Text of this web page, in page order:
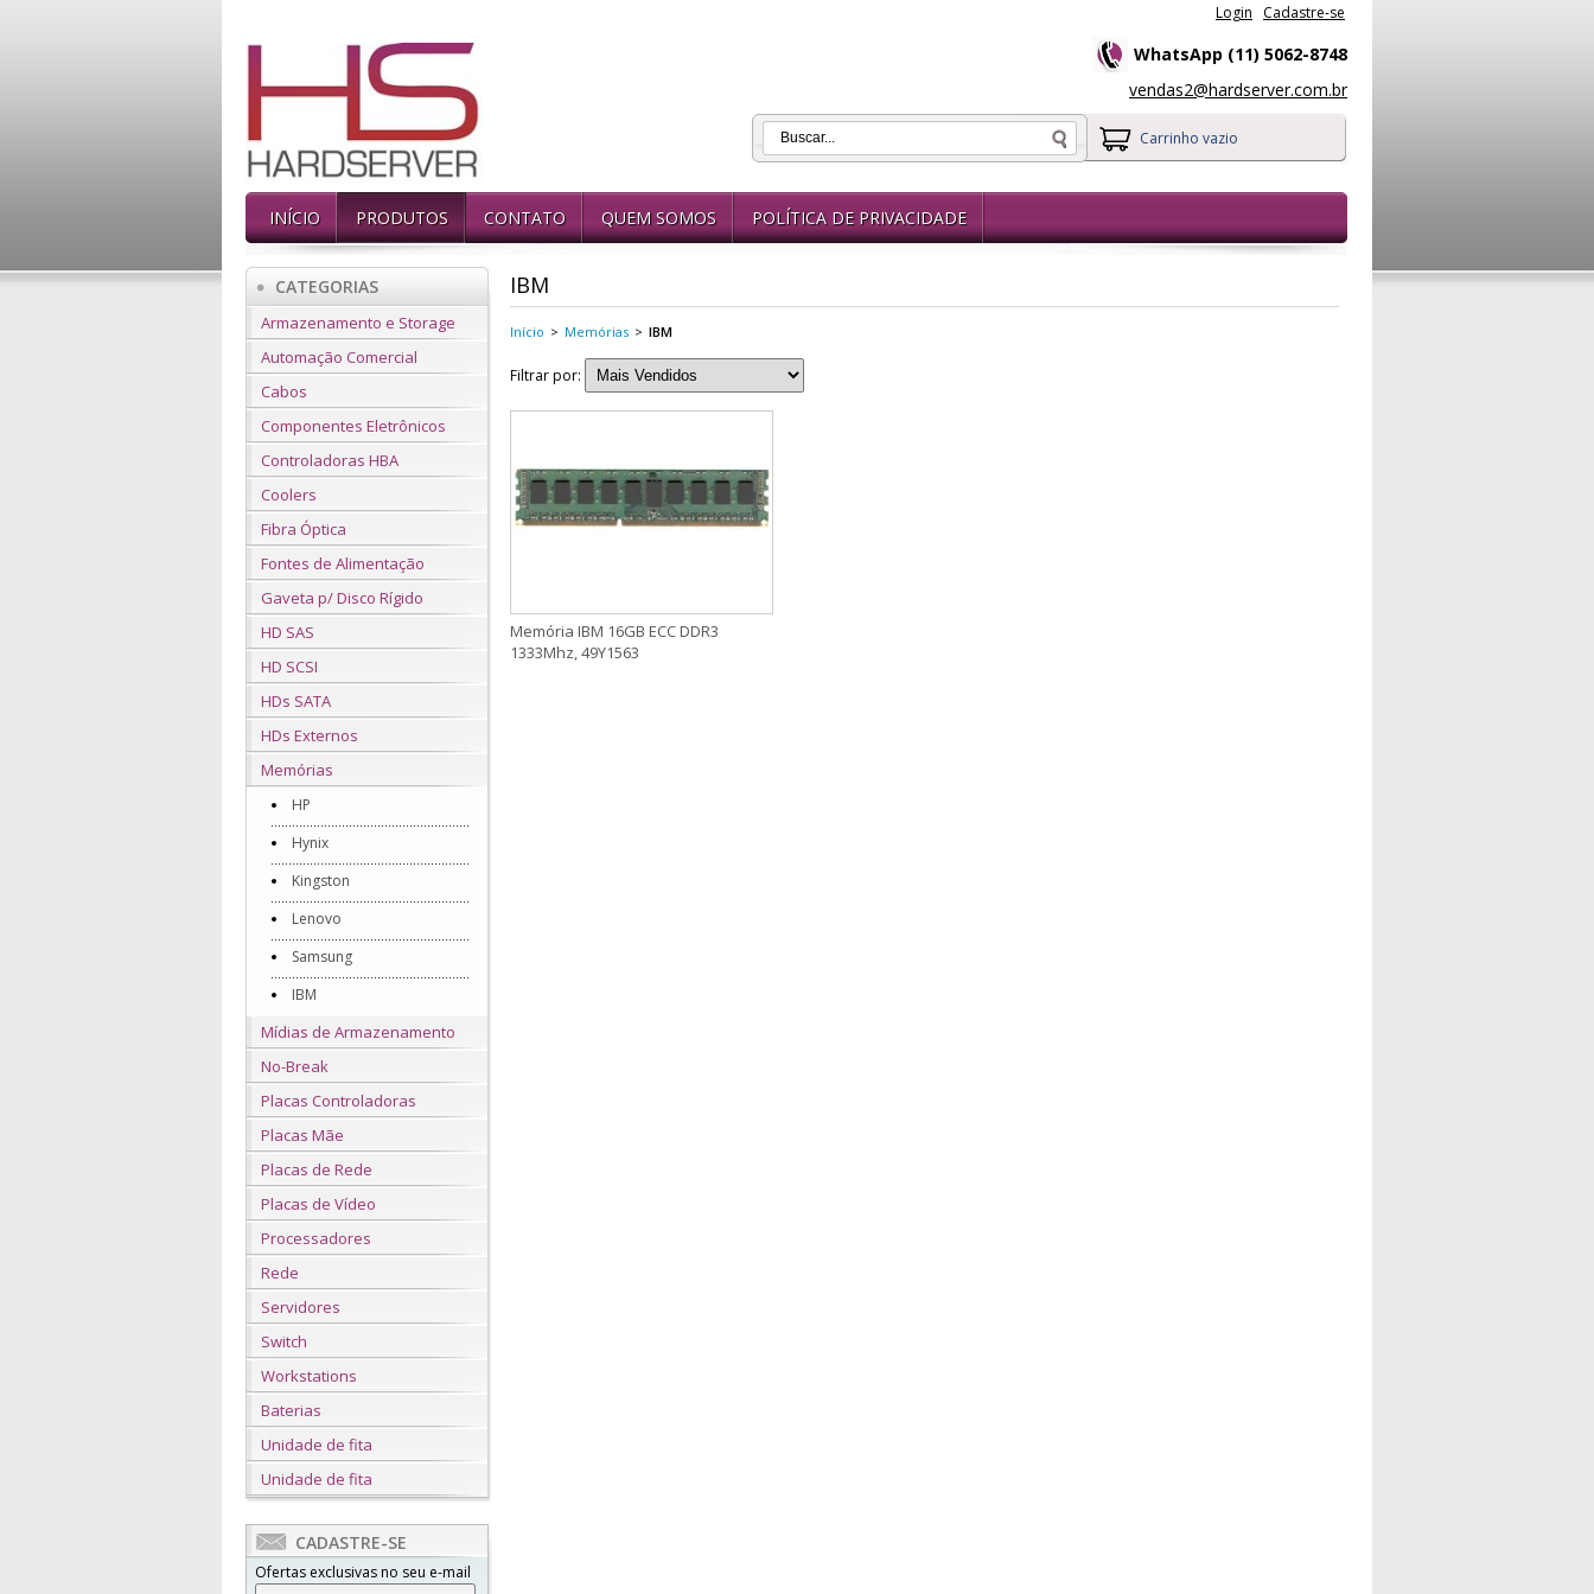
Login Cadastre-se
WhatsApp (11) 5062-8748
vendas2@hardserver.com.br
Carrinho vazio
INÍCIO PRODUTOS CONTATO QUEM SOMOS POLÍTICA DE PRIVACIDADE
CATEGORIAS
Armazenamento e Storage
Automação Comercial
Cabos
Componentes Eletrônicos
Controladoras HBA
Coolers
Fibra Óptica
Fontes de Alimentação
Gaveta p/ Disco Rígido
HD SAS
HD SCSI
HDs SATA
HDs Externos
Memórias
HP
Hynix
Kingston
Lenovo
Samsung
IBM
Mídias de Armazenamento
No-Break
Placas Controladoras
Placas Mãe
Placas de Rede
Placas de Vídeo
Processadores
Rede
Servidores
Switch
Workstations
Baterias
Unidade de fita
Unidade de fita
CADASTRE-SE
Ofertas exclusivas no seu e-mail
IBM
Início > Memórias > IBM
Filtrar por:
Memória IBM 16GB ECC DDR3
1333Mhz, 49Y1563